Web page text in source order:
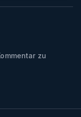
zu